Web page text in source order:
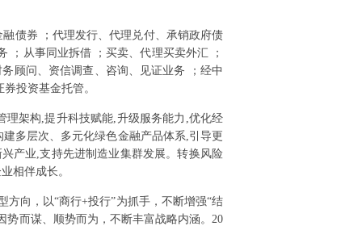
债券 ；代理发行、代理兑付、承销政府债
；从事同业拆借 ；买卖、代理买卖外汇 ；
顾问、资信调查、咨询、见证业务 ；经中
投资基金托管。
理架构,提升科技赋能,升级服务能力,优化经
多层次、多元化绿色金融产品体系,引导更
产业,支持先进制造业集群发展。转换风险
相伴成长。
方向，以“商行+投行”为抓手，不断增强“结
势而谋、顺势而为，不断丰富战略内涵。20